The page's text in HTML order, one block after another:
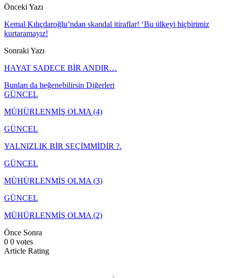
Önceki Yazı
Kemal Kılıçdaroğlu’ndan skandal itiraflar! ‘Bu ülkeyi hiçbirimiz
kurtaramayız!
Sonraki Yazı
HAYAT SADECE BİR ANDIR…
Bunları da beğenebilirsin Diğerleri
GÜNCEL
MÜHÜRLENMİŞ OLMA (4)
GÜNCEL
YALNIZLIK BİR SEÇİMMİDİR ?.
GÜNCEL
MÜHÜRLENMİŞ OLMA (3)
GÜNCEL
MÜHÜRLENMİŞ OLMA (2)
Önce Sonra
0 0 votes
Article Rating